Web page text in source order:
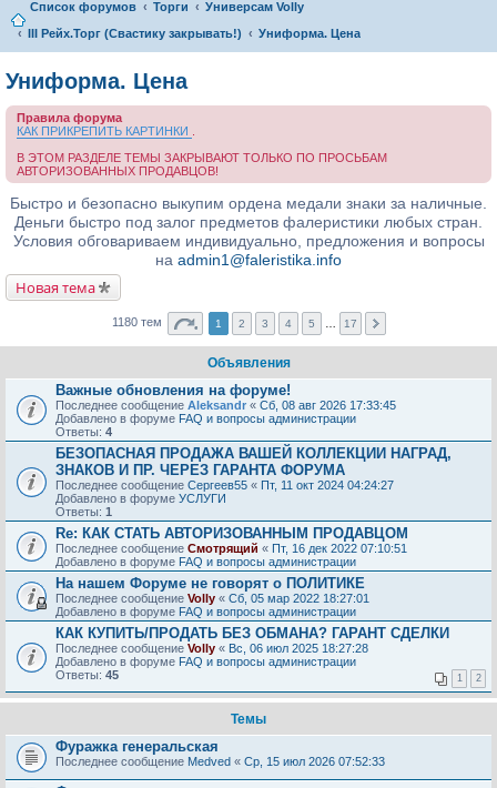
Список форумов Торги
Универсам Volly
III Рейх.Торг (Свастику закрывать!)
Униформа. Цена
Униформа. Цена
Правила форума
КАК ПРИКРЕПИТЬ КАРТИНКИ
В ЭТОМ РАЗДЕЛЕ ТЕМЫ ЗАКРЫВАЮТ ТОЛЬКО ПО ПРОСЬБАМ
АВТОРИЗОВАННЫХ ПРОДАВЦОВ!
Быстро и безопасно выкупим ордена медали знаки за наличные.
Деньги быстро под залог предметов фалеристики любых стран.
Условия обговариваем индивидуально, предложения и вопросы
на admin1@faleristika.info
Новая тема
1180 тем 1 2 3 4 5 17
Объявления
Важные обновления на форуме!
Последнее сообщение Aleksandr « Сб, 08 авг 2026 17:33:45
Добавлено в форуме FAQ и вопросы администрации
Ответы: 4
БЕЗОПАСНАЯ ПРОДАЖА ВАШЕЙ КОЛЛЕКЦИИ НАГРАД,
ЗНАКОВ И ПР. ЧЕРЕЗ ГАРАНТА ФОРУМА
Последнее сообщение Сергеев55 « Пт, 11 окт 2024 04:24:27
Добавлено в форуме УСЛУГИ
Ответы: 1
Re: КАК СТАТЬ АВТОРИЗОВАННЫМ ПРОДАВЦОМ
Последнее сообщение Смотрящий « Пт, 16 дек 2022 07:10:51
Добавлено в форуме FAQ и вопросы администрации
На нашем Форуме не говорят о ПОЛИТИКЕ
Последнее сообщение Volly « Сб, 05 мар 2022 18:27:01
Добавлено в форуме FAQ и вопросы администрации
КАК КУПИТЬ/ПРОДАТЬ БЕЗ ОБМАНА? ГАРАНТ СДЕЛКИ
Последнее сообщение Volly « Вс, 06 июл 2025 18:27:28
Добавлено в форуме FAQ и вопросы администрации
Ответы: 45 1 2
Темы
Фуражка генеральская
Последнее сообщение Medved « Ср, 15 июл 2026 07:52:33